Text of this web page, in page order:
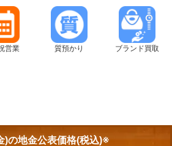
営業 質預かり ブランド買取
)の地金公表価格(税込)※